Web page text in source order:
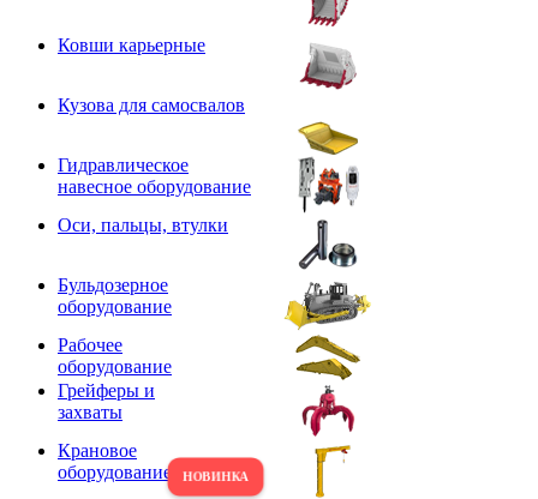
Ковши карьерные
Кузова для самосвалов
Гидравлическое
навесное оборудование
Оси, пальцы, втулки
Бульдозерное
оборудование
Рабочее
оборудование
Грейферы и
захваты
Крановое
оборудование